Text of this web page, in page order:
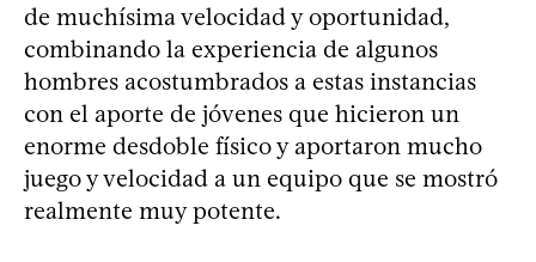
de muchísima velocidad y oportunidad,
combinando la experiencia de algunos
hombres acostumbrados a estas instancias
con el aporte de jóvenes que hicieron un
enorme desdoble físico y aportaron mucho
juego y velocidad a un equipo que se mostró
realmente muy potente.